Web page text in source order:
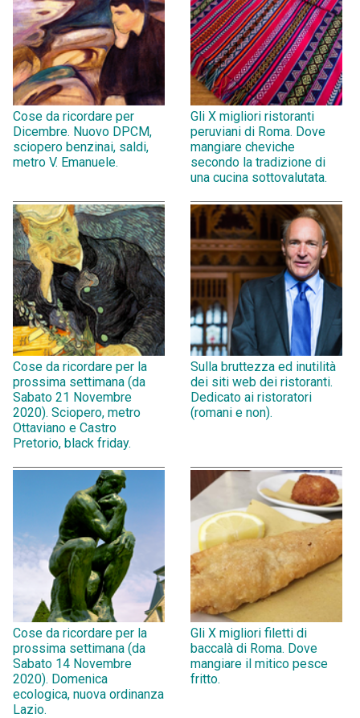
Cose da ricordare per
Dicembre. Nuovo DPCM,
sciopero benzinai, saldi,
metro V. Emanuele.
Gli X migliori ristoranti
peruviani di Roma. Dove
mangiare cheviche
secondo la tradizione di
una cucina sottovalutata.
Cose da ricordare per la
prossima settimana (da
Sabato 21 Novembre
2020). Sciopero, metro
Ottaviano e Castro
Pretorio, black friday.
Sulla bruttezza ed inutilità
dei siti web dei ristoranti.
Dedicato ai ristoratori
(romani e non).
Cose da ricordare per la
prossima settimana (da
Sabato 14 Novembre
2020). Domenica
ecologica, nuova ordinanza
Lazio.
Gli X migliori filetti di
baccalà di Roma. Dove
mangiare il mitico pesce
fritto.